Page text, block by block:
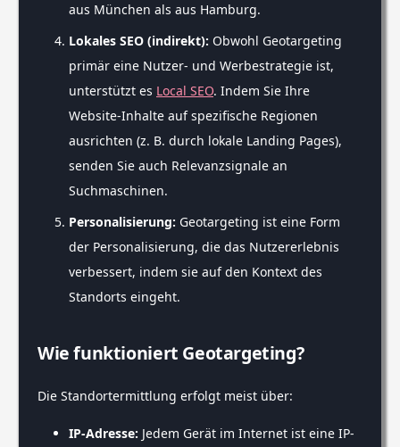
aus München als aus Hamburg.
Lokales SEO (indirekt): Obwohl Geotargeting
primär eine Nutzer- und Werbestrategie ist,
unterstützt es Local SEO. Indem Sie Ihre
Website-Inhalte auf spezifische Regionen
ausrichten (z. B. durch lokale Landing Pages),
senden Sie auch Relevanzsignale an
Suchmaschinen.
Personalisierung: Geotargeting ist eine Form
der Personalisierung, die das Nutzererlebnis
verbessert, indem sie auf den Kontext des
Standorts eingeht.
Wie funktioniert Geotargeting?
Die Standortermittlung erfolgt meist über:
IP-Adresse: Jedem Gerät im Internet ist eine IP-